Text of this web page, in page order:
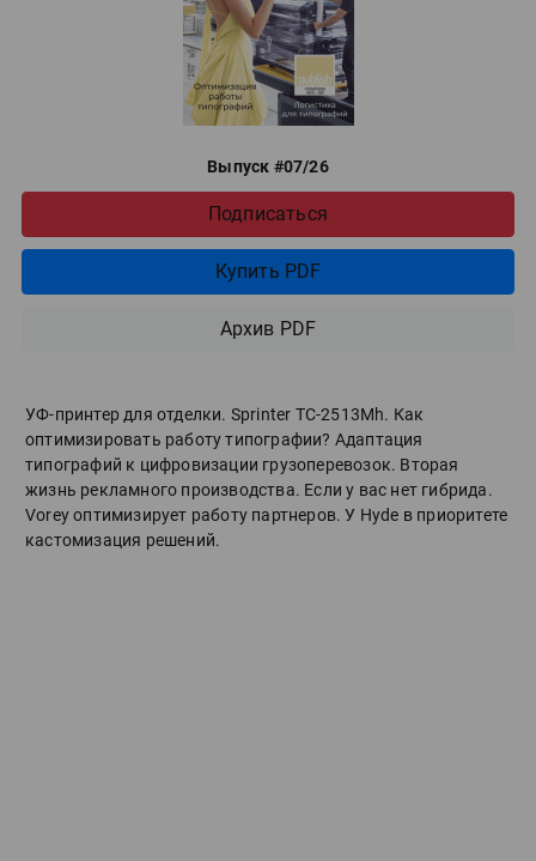
Выпуск #07/26
Подписаться
Купить PDF
Архив PDF
УФ-принтер для отделки. Sprinter ТС-2513Mh. Как
оптимизировать работу типографии? Адаптация
типографий к цифровизации грузоперевозок. Вторая
жизнь рекламного производства. Если у вас нет гибрида.
Vorey оптимизирует работу партнеров. У Hyde в приоритете
кастомизация решений.